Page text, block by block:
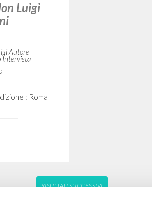
Luigi
Autore
Intervista
: Roma
RISULTATI SUCCESSIVI